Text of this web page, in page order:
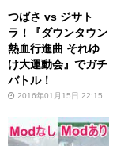
つばさ vs ジサト
ラ！『ダウンタウン
熱血行進曲 それゆ
け大運動会』でガチ
バトル！
2016年01月15日 22:15